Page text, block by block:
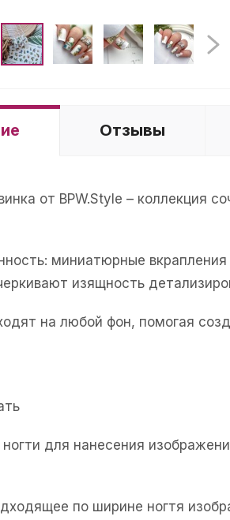
Отзывы
от BPW.Style – коллекция
миниатюрные
изящность
на любой фон, помогая
ногти для нанесения
по ширине ногтя